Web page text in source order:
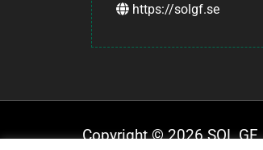
https://solgf.se
Copyright © 2026 SOL